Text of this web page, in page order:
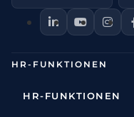
HR-FUNKTIONEN
HR-FUNKTIONEN